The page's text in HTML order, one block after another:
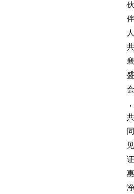
伙
伴
人
共
襄
盛
会
，
共
同
见
证
惠
净